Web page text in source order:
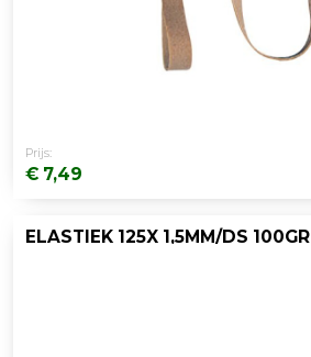
Prijs:
€ 7,49
ELASTIEK 125X 1,5MM/DS 100GR